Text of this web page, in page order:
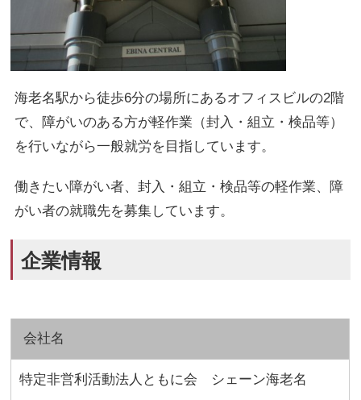
海老名駅から徒歩6分の場所にあるオフィスビルの2階
で、障がいのある方が軽作業（封入・組立・検品等）
を行いながら一般就労を目指しています。
働きたい障がい者、封入・組立・検品等の軽作業、障
がい者の就職先を募集しています。
企業情報
会社名
特定非営利活動法人ともに会 シェーン海老名